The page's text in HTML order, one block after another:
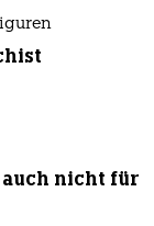
nicht für